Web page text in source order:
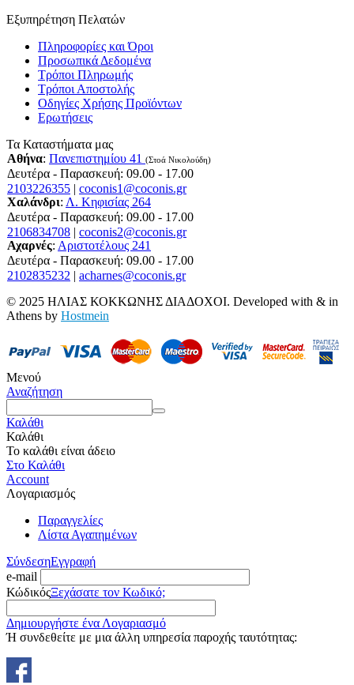
Εξυπηρέτηση Πελατών
Πληροφορίες και Όροι
Προσωπικά Δεδομένα
Τρόποι Πληρωμής
Τρόποι Αποστολής
Οδηγίες Χρήσης Προϊόντων
Ερωτήσεις
Τα Καταστήματα μας
Αθήνα: Πανεπιστημίου 41 (Στοά Νικολούδη)
Δευτέρα - Παρασκευή: 09.00 - 17.00
2103226355 | coconis1@coconis.gr
Χαλάνδρι: Λ. Κηφισίας 264
Δευτέρα - Παρασκευή: 09.00 - 17.00
2106834708 | coconis2@coconis.gr
Αχαρνές: Αριστοτέλους 241
Δευτέρα - Παρασκευή: 09.00 - 17.00
2102835232 | acharnes@coconis.gr
© 2025 ΗΛΙΑΣ ΚΟΚΚΩΝΗΣ ΔΙΑΔΟΧΟΙ. Developed with & in
Athens by Hostmein
Μενού
Αναζήτηση
Καλάθι
Καλάθι
Το καλάθι είναι άδειο
Στο Καλάθι
Account
Λογαριασμός
Παραγγελίες
Λίστα Αγαπημένων
ΣύνδεσηΕγγραφή
e-mail
ΚώδικόςΞεχάσατε τον Κωδικό;
Δημιουργήστε ένα Λογαριασμό
Ή συνδεθείτε με μια άλλη υπηρεσία παροχής ταυτότητας: